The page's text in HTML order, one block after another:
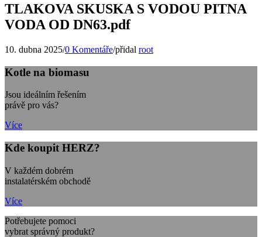
TLAKOVA SKUSKA S VODOU PITNA
VODA OD DN63.pdf
10. dubna 2025/0 Komentáře/přidal root
Kotle na biomasu
Jsou ideálním řešením
právě pro vás?
Více
Kde koupit HERZ?
V každém dobrém
instalatérském obchodě
Více
Potřebujete pomoci
vybrat správný produkt?